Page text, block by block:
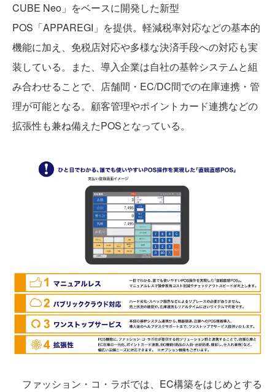
CUBE Neo」をベースに開発した新型
POS「APPAREGI」を提供。軽減税率対応などの基本的
機能に加え、免税店対応や多様な決済手段への対応も実
装している。また、導入企業は自社の基幹システムと組
み合わせることで、店舗間・EC/DC間での在庫連携・管
理が可能となる。顧客管理やポイントカード連携などの
拡張性も兼ね備えたPOSとなっている。
ファッション・コ・ラボでは、EC構築をはじめとする